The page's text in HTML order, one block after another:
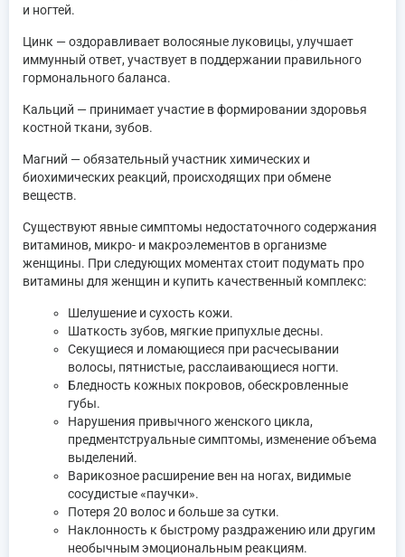
и ногтей.
Цинк — оздоравливает волосяные луковицы, улучшает
иммунный ответ, участвует в поддержании правильного
гормонального баланса.
Кальций — принимает участие в формировании здоровья
костной ткани, зубов.
Магний — обязательный участник химических и
биохимических реакций, происходящих при обмене
веществ.
Существуют явные симптомы недостаточного содержания
витаминов, микро- и макроэлементов в организме
женщины. При следующих моментах стоит подумать про
витамины для женщин и купить качественный комплекс:
Шелушение и сухость кожи.
Шаткость зубов, мягкие припухлые десны.
Секущиеся и ломающиеся при расчесывании
волосы, пятнистые, расслаивающиеся ногти.
Бледность кожных покровов, обескровленные
губы.
Нарушения привычного женского цикла,
предментструальные симптомы, изменение объема
выделений.
Варикозное расширение вен на ногах, видимые
сосудистые «паучки».
Потеря 20 волос и больше за сутки.
Наклонность к быстрому раздражению или другим
необычным эмоциональным реакциям.